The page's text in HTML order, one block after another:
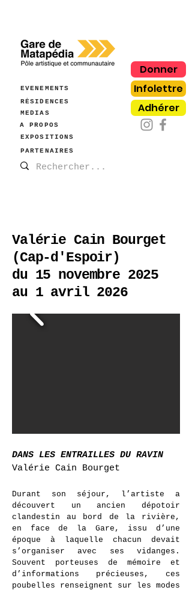
ÉVÈNEMENTS
RÉSIDENCES
MÉDIAS
À PROPOS
EXPOSITIONS
Donner
Infolettre
Adhérer
PARTENAIRES
Valérie Cain Bourget
(Cap-d'Espoir)
du 15 novembre 2025
au 1 avril 2026
Fanny Aboulker,
DANS LES ENTRAILLES DU RAVIN
Valérie Cain Bourget
Durant son séjour, l’artiste a
découvert un ancien dépotoir
clandestin au bord de la rivière,
en face de la Gare, issu d’une
époque à laquelle chacun devait
s’organiser avec ses vidanges.
Souvent porteuses de mémoire et
d’informations précieuses, ces
poubelles renseignent sur les modes